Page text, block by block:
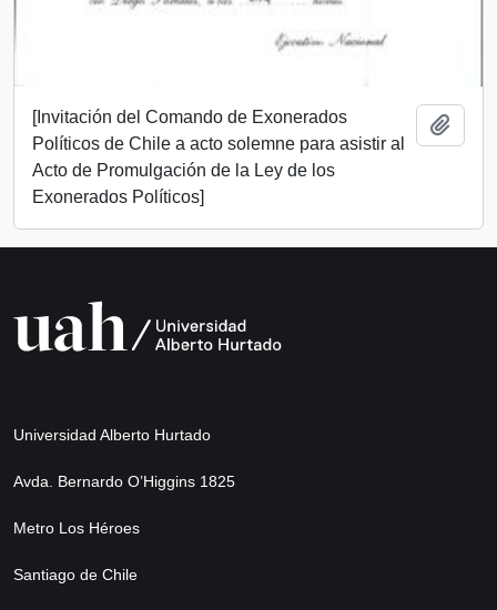
[Invitación del Comando de Exonerados
Políticos de Chile a acto solemne para asistir al
Acto de Promulgación de la Ley de los
Exonerados Políticos]
Universidad Alberto Hurtado
Avda. Bernardo O’Higgins 1825
Metro Los Héroes
Santiago de Chile